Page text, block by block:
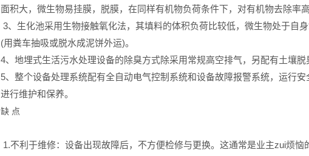
面积大，微生物易挂膜，脱膜，在同样有机物负荷条件下，对有机物去除率
3、生化池采用生物接触氧化法，其填料的体积负荷比较低，微生物处于自
(用粪车抽吸或脱水成泥饼外运)。
4、地埋式生活污水处理设备的除臭方式除采用常规高空排气，另配有土壤脱
5、整个设备处理系统配有全自动电气控制系统和设备故障报警系统，运行
进行维护和保养。
缺 点
1.不利于维修：设备出现故障后，不方便检修与更换。这通常是业主zui烦恼